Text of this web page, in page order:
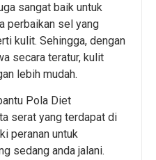
sangat baik untuk
perbaikan sel yang
kulit. Sehingga, dengan
secara teratur, kulit
lebih mudah.
Pola Diet
serat yang terdapat di
peranan untuk
sedang anda jalani.